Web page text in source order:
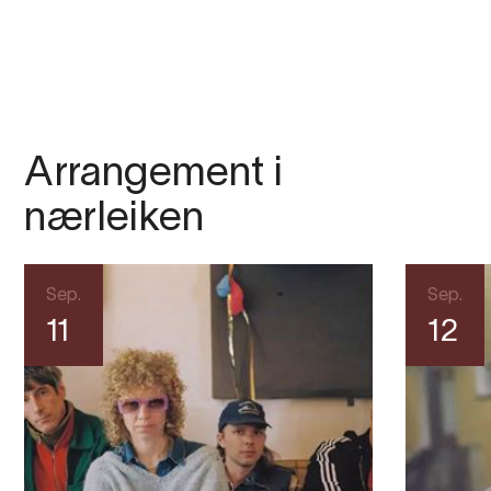
Arrangement i
nærleiken
Sep.
11
Sep.
12